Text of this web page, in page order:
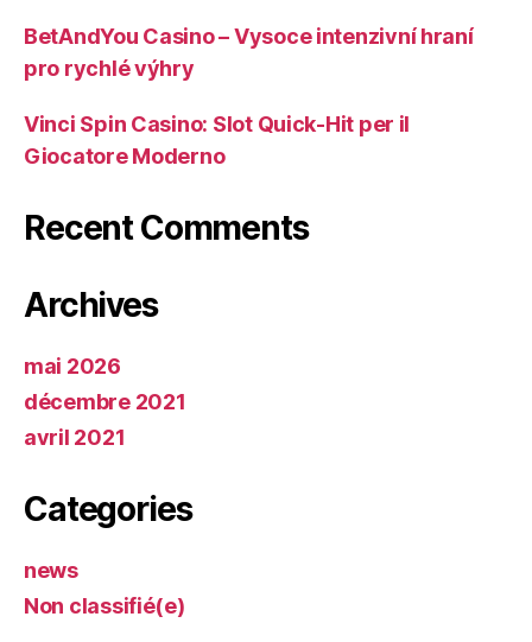
BetAndYou Casino – Vysoce intenzivní hraní
pro rychlé výhry
Vinci Spin Casino: Slot Quick‑Hit per il
Giocatore Moderno
Recent Comments
Archives
mai 2026
décembre 2021
avril 2021
Categories
news
Non classifié(e)